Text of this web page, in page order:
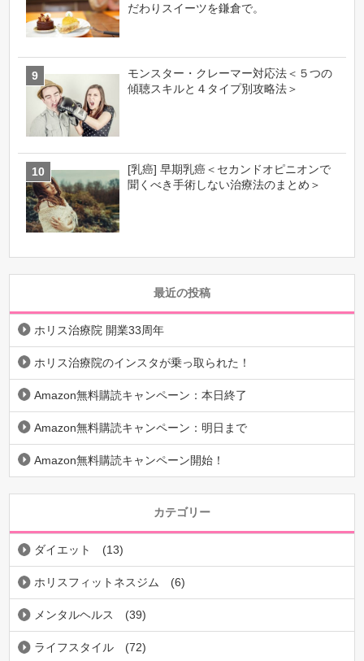
だわりスイーツを鎌倉で。
モンスター・クレーマー対応法＜５つの
傾聴スキルと４タイプ別攻略法＞
[乳癌] 早期乳癌＜セカンドオピニオンで
聞くべき手術しない治療法のまとめ＞
最近の投稿
ホリス治療院 開業33周年
ホリス治療院のインスタが乗っ取られた！
Amazon無料購読キャンペーン：本日終了
Amazon無料購読キャンペーン：明日まで
Amazon無料購読キャンペーン開始！
カテゴリー
ダイエット (13)
ホリスフィットネスジム (6)
メンタルヘルス (39)
ライフスタイル (72)